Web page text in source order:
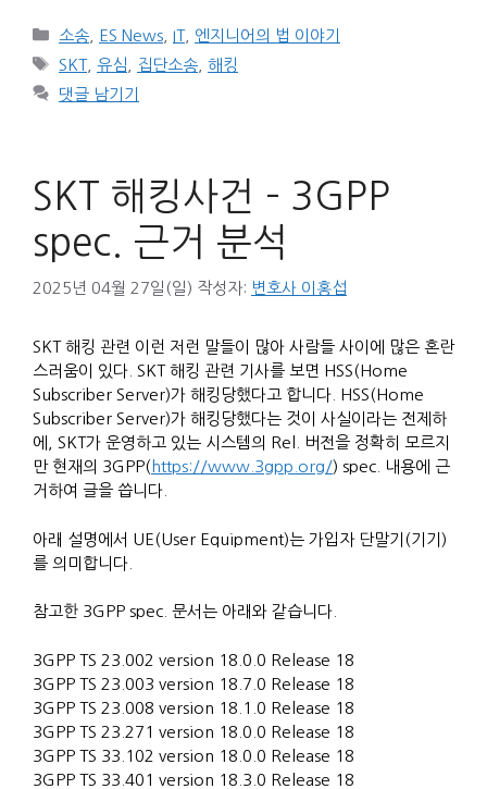
카
고
리
소송 ES News IT, 엔지니어의 법 이야기
태
그
SKT, 유심 집단소송 해킹
댓글 남기기
SKT 해킹사건 – 3GPP
spec. 근거 분석
2025년 04월 27일(일) 작성자: 변호사 이홍섭
SKT 해킹 관련 이런 저런 말들이 많아 사람들 사이에 많은 혼란
스러움이 있다. SKT 해킹 관련 기사를 보면 HSS(Home
Subscriber Server)가 해킹당했다고 합니다. HSS(Home
Subscriber Server)가 해킹당했다는 것이 사실이라는 전제하
에, SKT가 운영하고 있는 시스템의 Rel. 버전을 정확히 모르지
만 현재의 3GPP( https://www.3gpp.org/) spec. 내용에 근
거하여 글을 씁니다.
아래 설명에서 UE(User Equipment)는 가입자 단말기(기기)
를 의미합니다.
참고한 3GPP spec. 문서는 아래와 같습니다.
3GPP TS 23.002 version 18.0.0 Release 18
3GPP TS 23.003 version 18.7.0 Release 18
3GPP TS 23.008 version 18.1.0 Release 18
3GPP TS 23.271 version 18.0.0 Release 18
3GPP TS 33.102 version 18.0.0 Release 18
3GPP TS 33.401 version 18.3.0 Release 18